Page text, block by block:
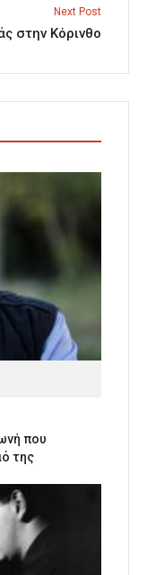
Next Post
στην Κόρινθο
που
της